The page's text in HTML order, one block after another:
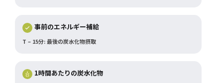
事前のエネルギー補給
T – 15分: 最後の炭水化物摂取
1時間あたりの炭水化物